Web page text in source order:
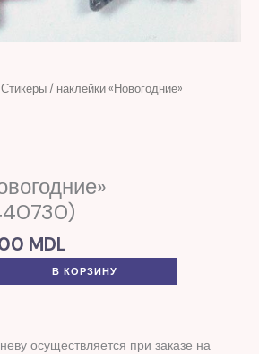
Стикеры/ наклейки «Новогодние»
MDL
Текущая
В КОРЗИНУ
осуществляется при заказе на